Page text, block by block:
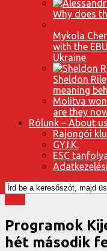
Why does
Mykola
with the
Ukraine
Sheldon
meaning
Molitva
are they
Rólunk – About us
Rajongói
GY.I.K.
ESC
Programok
hét második